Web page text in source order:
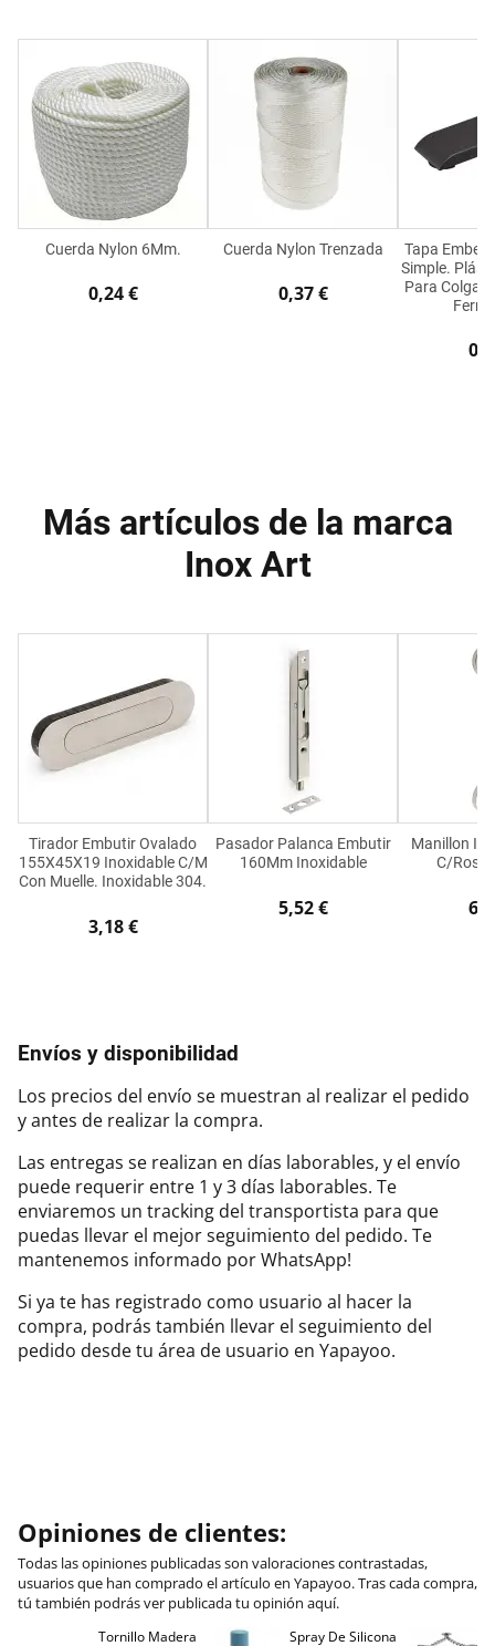
Cuerda Nylon 6Mm.
0,24 €
Cuerda Nylon Trenzada
0,37 €
Tapa
Simple.
Para
Más artículos de la marca
Inox Art
Tirador Embutir Ovalado
155X45X19 Inoxidable C/M
Con Muelle. Inoxidable 304.
3,18 €
Pasador Palanca Embutir
160Mm Inoxidable
5,52 €
Manillon
C/
Envíos y disponibilidad
Los precios del envío se muestran al realizar el pedido
y antes de realizar la compra.
Las entregas se realizan en días laborables, y el envío
puede requerir entre 1 y 3 días laborables. Te
enviaremos un tracking del transportista para que
puedas llevar el mejor seguimiento del pedido. Te
mantenemos informado por WhatsApp!
Si ya te has registrado como usuario al hacer la
compra, podrás también llevar el seguimiento del
pedido desde tu área de usuario en Yapayoo.
Opiniones de clientes:
Todas las opiniones publicadas son valoraciones contrastadas,
usuarios que han comprado el artículo en Yapayoo. Tras cada compra,
tú también podrás ver publicada tu opinión aquí.
Tornillo Madera
Spray De Silicona